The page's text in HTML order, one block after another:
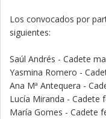
Los convocados por
siguientes:
Saúl Andrés - Cadete
Yasmina Romero -
Ana Mª Antequera -
Lucía Miranda - Cadete
María Gomes - Cadete